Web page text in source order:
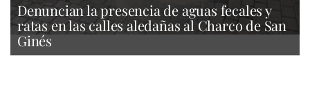
Denuncian la presencia de aguas fecales y
ratas en las calles aledañas al Charco de San
Ginés